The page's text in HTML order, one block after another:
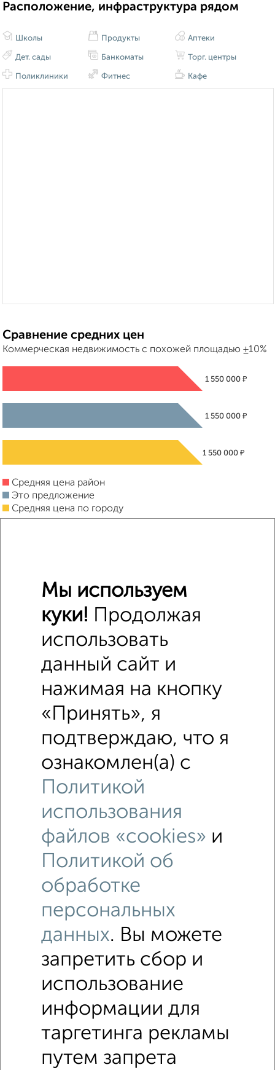
Расположение, инфраструктура рядом
Школы
Дет. сады
Поликлиники
Продукты
Банкоматы
Фитнес
Аптеки
Торг. центры
Кафе
Сравнение средних цен
Коммерческая недвижимость с похожей площадью ±10%
1 550 000 ₽
1 550 000 ₽
1 550 000 ₽
Средняя цена район
Это предложение
Средняя цена по городу
Рядом, с меньшей ценой
Недалеко от Семаковская 23 с ценой ниже
Помещения свободного назначения
Поиск по схожим параметрам:
Первомайский район
микрорайон Богословская Слобода
на улице Семаковская без посредников
Шиномонтаж
Мы используем
куки! Продолжая
использовать
данный сайт и
нажимая на кнопку
«Принять», я
подтверждаю, что я
ознакомлен(а) с
Политикой
использования
файлов «cookies» и
Политикой об
обработке
персональных
данных. Вы можете
запретить сбор и
использование
информации для
таргетинга рекламы
путем запрета